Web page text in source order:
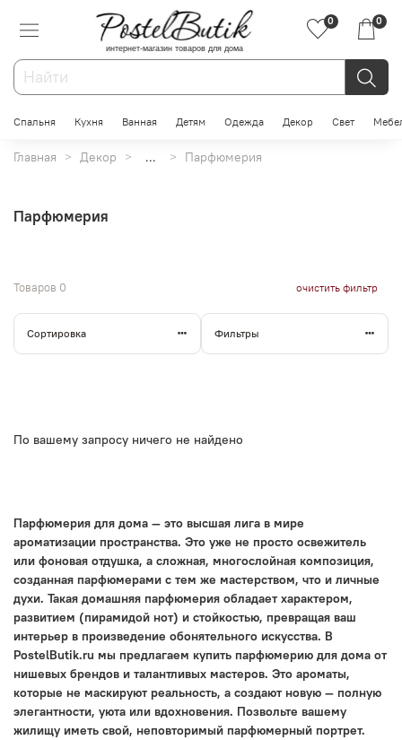
интернет-магазин товаров для дома
0 0
Спальня Кухня Ванная Детям Одежда Декор Свет
Главная Декор ... Парфюмерия
Парфюмерия
Товаров 0 очистить фильтр
Сортировка Фильтры
По вашему запросу ничего не найдено
Парфюмерия для дома — это высшая лига в мире
ароматизации пространства. Это уже не просто освежитель
или фоновая отдушка, а сложная, многослойная композиция,
созданная парфюмерами с тем же мастерством, что и личные
духи. Такая домашняя парфюмерия обладает характером,
развитием (пирамидой нот) и стойкостью, превращая ваш
интерьер в произведение обонятельного искусства. В
PostelButik.ru мы предлагаем купить парфюмерию для дома от
нишевых брендов и талантливых мастеров. Это ароматы,
которые не маскируют реальность, а создают новую — полную
элегантности, уюта или вдохновения. Позвольте вашему
жилищу иметь свой, неповторимый парфюмерный портрет.